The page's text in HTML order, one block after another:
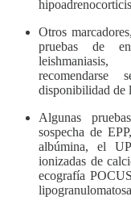
Otros
pruebas de
disponibilidad de
Algunas
sospecha de
albúmina, el
ionizadas de
ecografía